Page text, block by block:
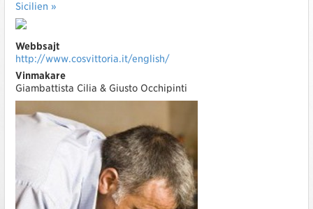
Sicilien »
Webbsajt
http://www.cosvittoria.it/english/
Vinmakare
Giambattista Cilia & Giusto Occhipinti